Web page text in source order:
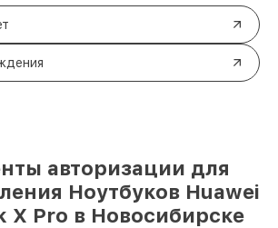
авторизации для
Ноутбуков Huawei
X Pro в Новосибирске